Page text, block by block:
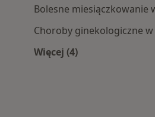
Bolesne miesiączkowanie
Choroby ginekologiczne
Więcej (4)